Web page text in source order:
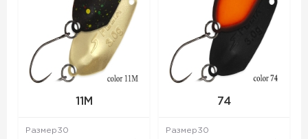
11M
Размер30
74
Размер30